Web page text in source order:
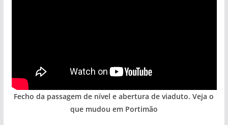
Fecho da passagem de nível e abertura de viaduto. Veja o
que mudou em Portimão